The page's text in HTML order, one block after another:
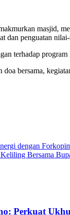
masjid,
dan penguatan
terhadap
bersama,
dengan
Bersama
Perkuat